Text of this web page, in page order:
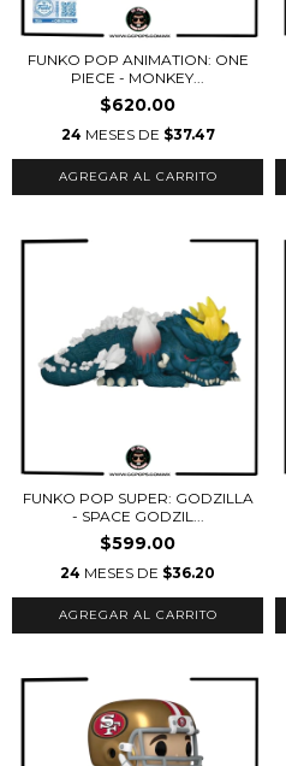
FUNKO POP ANIMATION: ONE
PIECE - MONKEY...
$620.00
24 MESES DE $37.47
FUNKO POP SUPER: GODZILLA
- SPACE GODZIL...
$599.00
24 MESES DE $36.20